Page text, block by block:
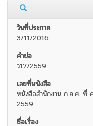
3/11/2016
ว17/2559
หนังสือสำนักงาน ก.ค.ศ. ที่
2559